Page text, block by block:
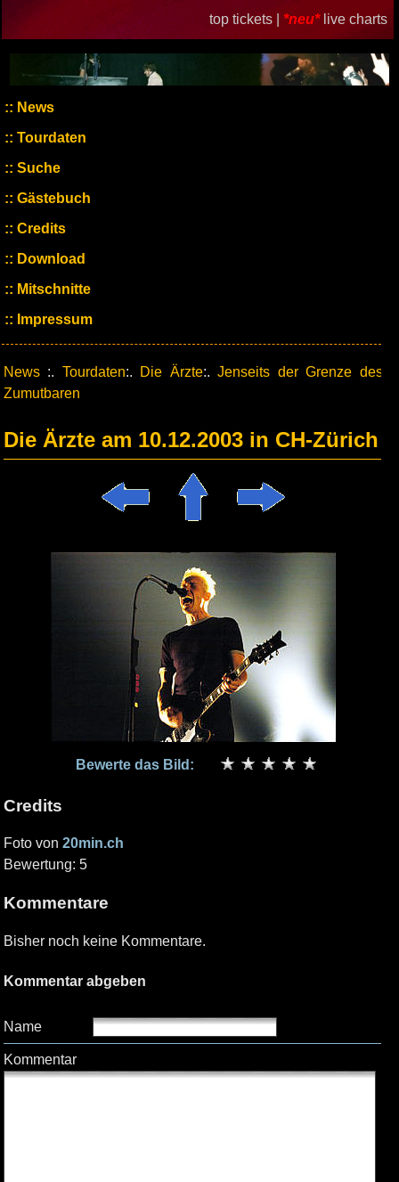
top tickets | *neu* live charts
News
Tourdaten
Suche
Gästebuch
Credits
Download
Mitschnitte
Impressum
News :. Tourdaten:. Die Ärzte:.Jenseits der Grenze des
Zumutbaren
Die Ärzte am 10.12.2003 in CH-Zürich
Bewerte das Bild:
Credits
Foto von 20min.ch
Bewertung: 5
Kommentare
Bisher noch keine Kommentare.
Kommentar abgeben
Name
Kommentar